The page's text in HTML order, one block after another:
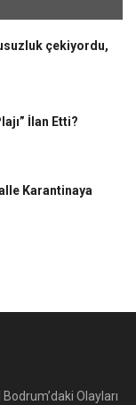
çekiyordu,
İlan Etti?
Karantinaya
Olayları